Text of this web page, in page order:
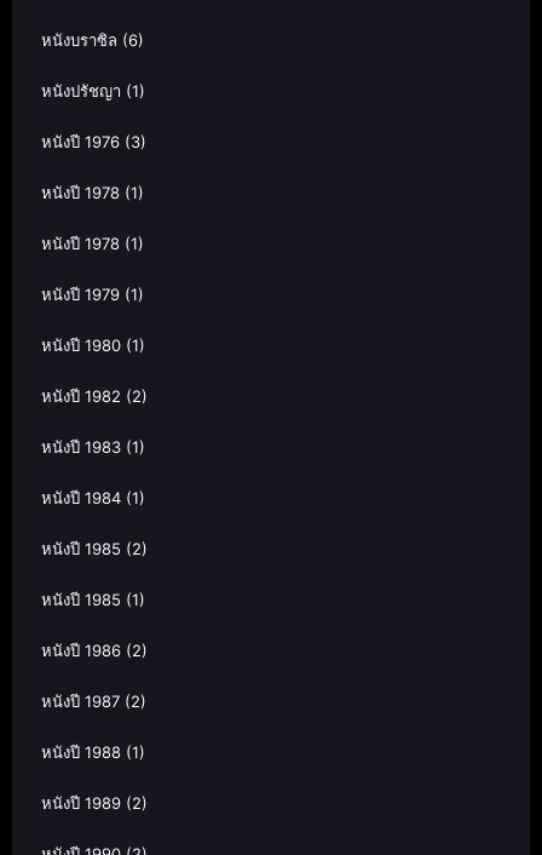
หนังบราซิล (6)
หนังปรัชญา (1)
หนังปี 1976 (3)
หนังปี 1978 (1)
หนังปี 1978 (1)
หนังปี 1979 (1)
หนังปี 1980 (1)
หนังปี 1982 (2)
หนังปี 1983 (1)
หนังปี 1984 (1)
หนังปี 1985 (2)
หนังปี 1985 (1)
หนังปี 1986 (2)
หนังปี 1987 (2)
หนังปี 1988 (1)
หนังปี 1989 (2)